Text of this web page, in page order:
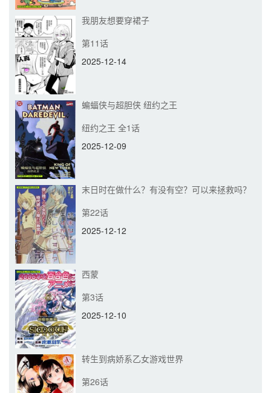
我朋友想要穿裙子
第11话
2025-12-14
蝙蝠侠与超胆侠 纽约之王
纽约之王 全1话
2025-12-09
末日时在做什么？有没有空？可以来拯救吗？
第22话
2025-12-12
西蒙
第3话
2025-12-10
转生到病娇系乙女游戏世界
第26话